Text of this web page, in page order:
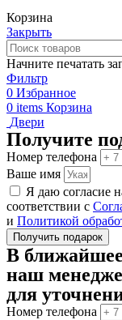
Корзина
Закрыть
Начните печатать
Фильтр
0 Избранное
0 items Корзина
Двери
Получите
Номер телефона
Ваше имя
Я даю согласие
соответствии с
и Политикой
Получить подарок
В
наш
для
Номер телефона